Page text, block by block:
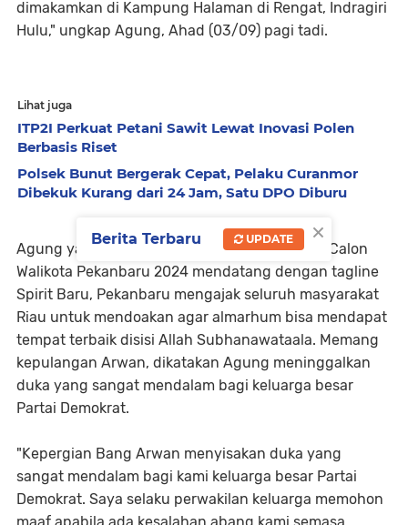
dimakamkan di Kampung Halaman di Rengat, Indragiri
Hulu," ungkap Agung, Ahad (03/09) pagi tadi.
Lihat juga
ITP2I Perkuat Petani Sawit Lewat Inovasi Polen
Berbasis Riset
Polsek Bunut Bergerak Cepat, Pelaku Curanmor
Dibekuk Kurang dari 24 Jam, Satu DPO Diburu
Agung yang digadang-gadang maju sebagai Calon
Walikota Pekanbaru 2024 mendatang dengan tagline
Spirit Baru, Pekanbaru mengajak seluruh masyarakat
Riau untuk mendoakan agar almarhum bisa mendapat
tempat terbaik disisi Allah Subhanawataala. Memang
kepulangan Arwan, dikatakan Agung meninggalkan
duka yang sangat mendalam bagi keluarga besar
Partai Demokrat.
"Kepergian Bang Arwan menyisakan duka yang
sangat mendalam bagi kami keluarga besar Partai
Demokrat. Saya selaku perwakilan keluarga memohon
×
Berita Terbaru UPDATE